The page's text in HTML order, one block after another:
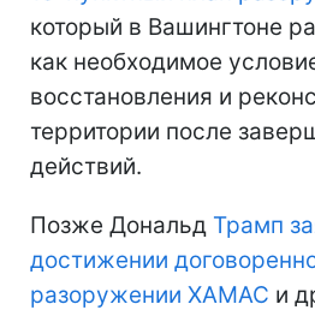
который в Вашингтоне
как необходимое
восстановления и
территории после
действий.
Позже Дональд Трамп
достижении
разоружении ХАМАС и